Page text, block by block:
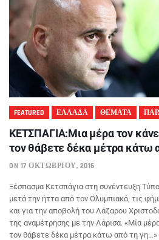
FEATURED ΕΛΛΑΔΑ ΘΕΜΑΤΑ
ΚΕΤΣΠΑΓΙΑ:Μια μέρα τον
τον θάβετε δέκα μέτρα κάτω
ON 17 ΟΚΤΩΒΡΊΟΥ, 2016
Ξέσπασμα Κετσπάγια στη συνέντευξη
μετά την ήττα από τον Ολυμπιακό, τις
και για την αποβολή του Λάζαρου
της αναμέτρησης με την Λάρισα. «Μία
τον θάβετε δέκα μέτρα κάτω από τη